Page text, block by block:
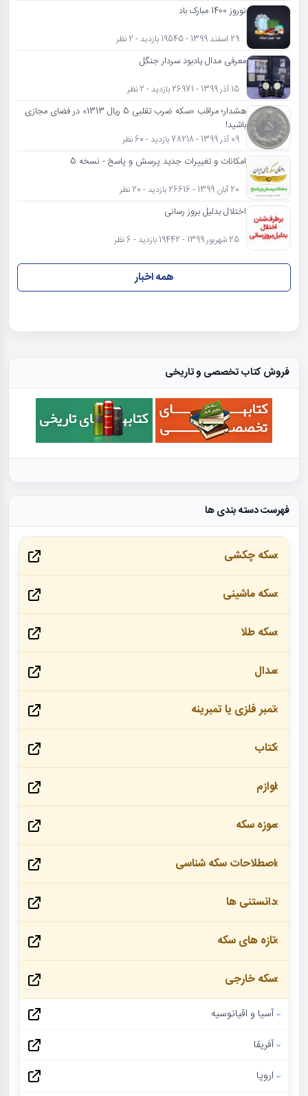
نوروز 1400 مبارک باد
29 اسفند 1399 - 19545 بازدید - 2 نظر
معرفی مدال یادبود سردار جنگل
15 آذر 1399 - 26971 بازدید - 2 نظر
هشدار؛ مراقب «سکه ضرب تقلبی 5 ریال 1313» در فضای مجازی
باشید!
09 آذر 1399 - 78218 بازدید - 60 نظر
امکانات و تغییرات جدید پرسش و پاسخ - نسخه 5
20 آبان 1399 - 26616 بازدید - 20 نظر
اختلال بدلیل بروز رسانی
25 شهریور 1399 - 19442 بازدید - 6 نظر
همه اخبار
فروش کتاب تخصصی و تاریخی
فهرست دسته بندی ها
سکه چکشی
سکه ماشینی
سکه طلا
مدال
تمبر فلزی یا تمبرینه
کتاب
لوازم
موزه سکه
اصطلاحات سکه شناسی
دانستنی ها
تازه های سکه
سکه خارجی
آسیا و اقیانوسیه
آفریقا
اروپا